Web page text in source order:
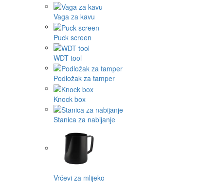
Vaga za kavu
Puck screen
WDT tool
Podložak za tamper
Knock box
Stanica za nabijanje
Vrčevi za mlijeko